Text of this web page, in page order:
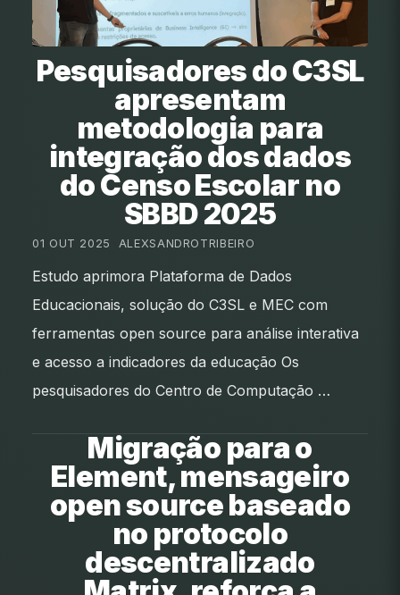
Pesquisadores do C3SL
apresentam
metodologia para
integração dos dados
do Censo Escolar no
SBBD 2025
01 OUT 2025 ALEXSANDROTRIBEIRO
Estudo aprimora Plataforma de Dados
Educacionais, solução do C3SL e MEC com
ferramentas open source para análise interativa
e acesso a indicadores da educação Os
pesquisadores do Centro de Computação …
Migração para o
Element, mensageiro
open source baseado
no protocolo
descentralizado